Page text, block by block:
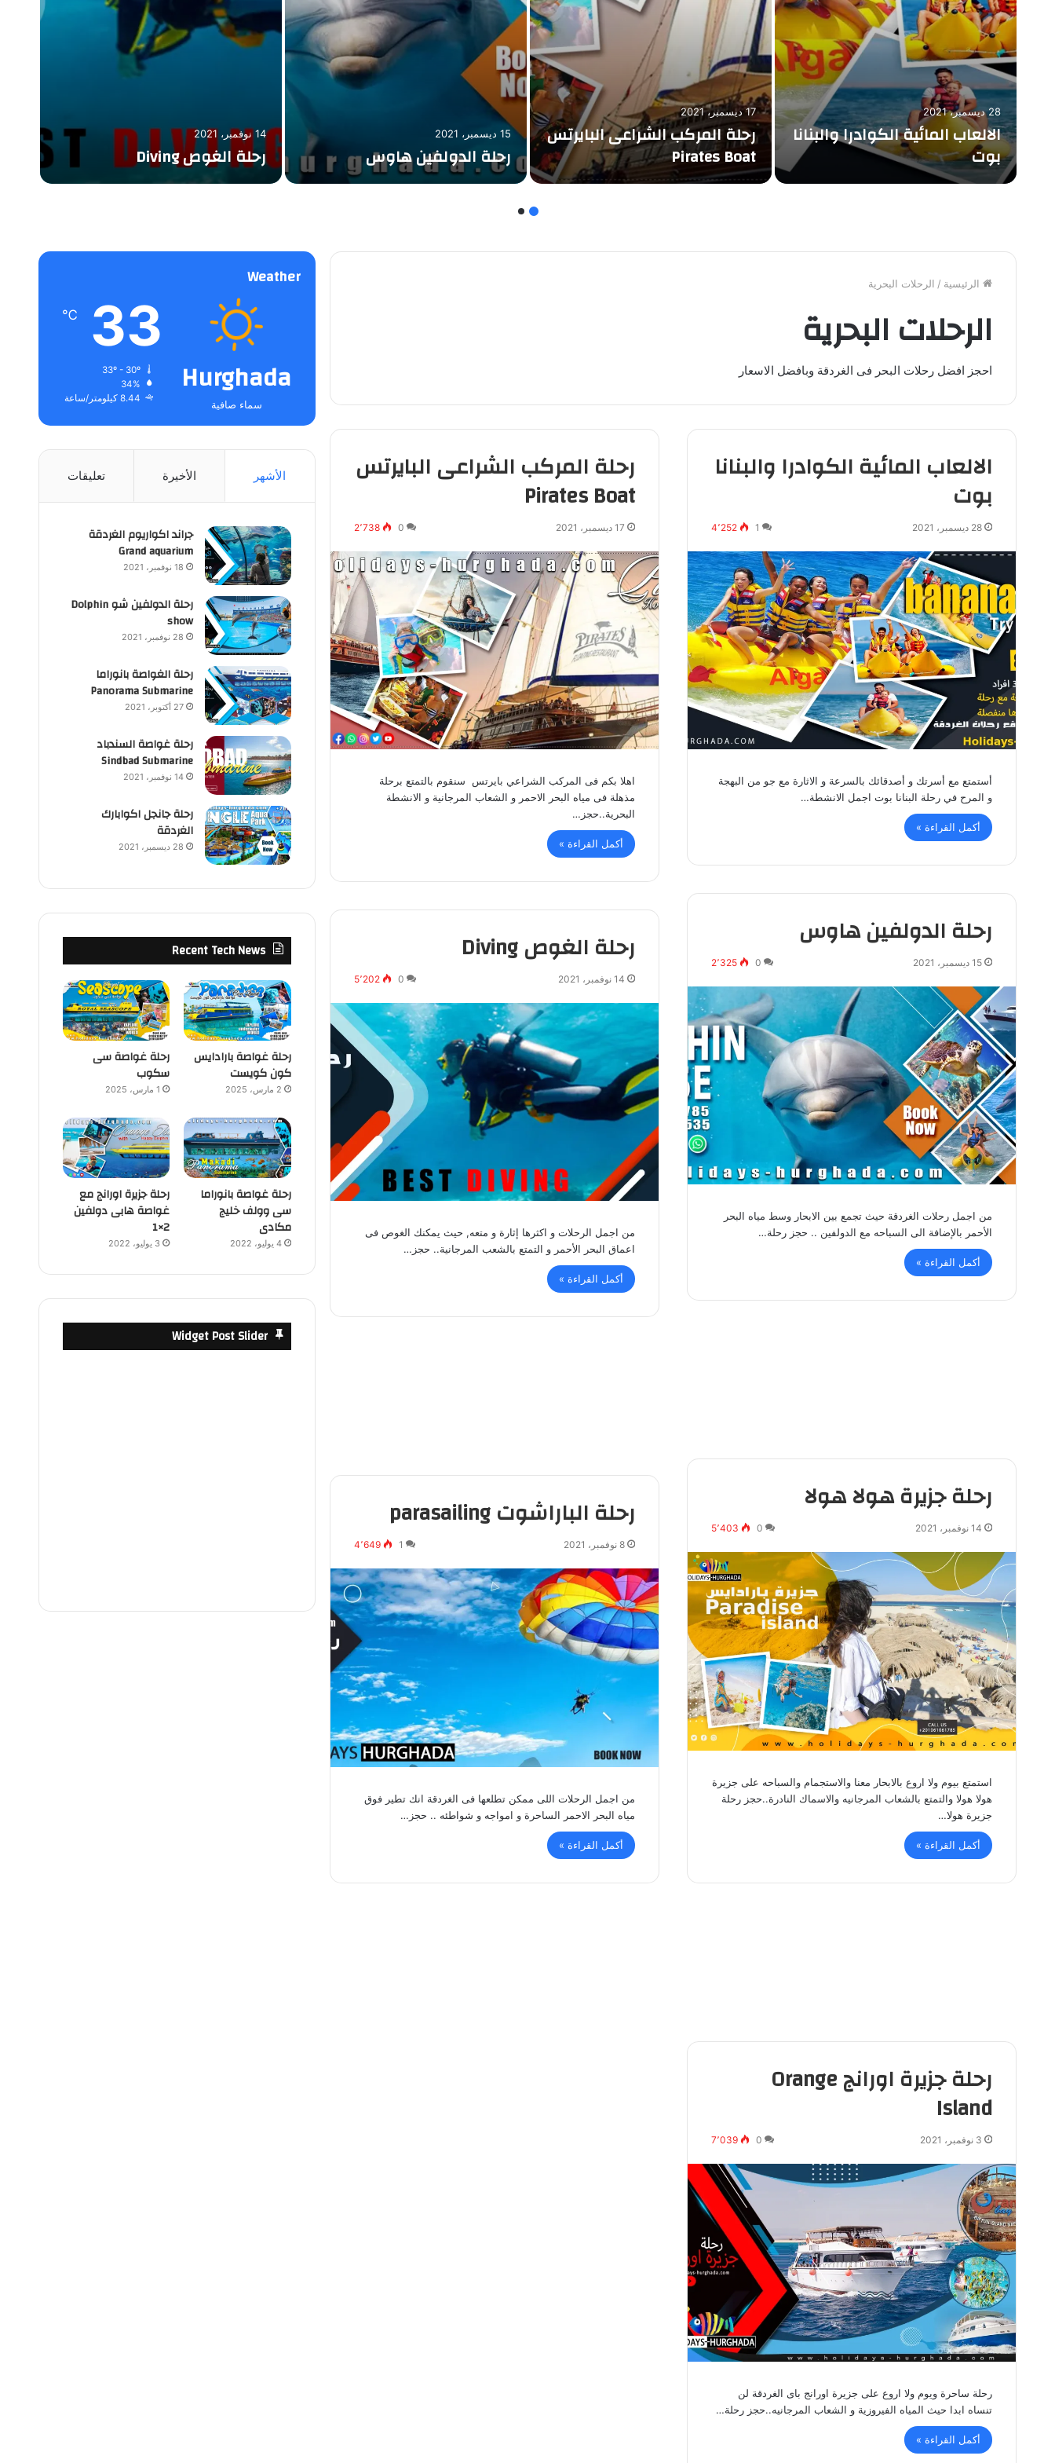
28 ديسمبر، 2021
الالعاب المائية الكوادرا والبنانا
بوت
17 ديسمبر، 2021
رحلة المركب الشراعى البايرتس
Pirates Boat
15 ديسمبر، 2021
رحلة الدولفين هاوس
14 نوفمبر، 2021
رحلة الغوص Diving
الرئيسية / الرحلات البحرية
الرحلات البحرية
احجز افضل رحلات البحر فى الغردقة وبافضل الاسعار
الالعاب المائية الكوادرا والبنانا
بوت
28 ديسمبر، 2021 1 4٬252
أستمتع مع أسرتك و أصدقائك بالسرعة و الاثارة مع جو من البهجة
و المرح في رحلة البنانا بوت اجمل الانشطة…
أكمل القراءة »
رحلة المركب الشراعى البايرتس
Pirates Boat
17 ديسمبر، 2021 0 2٬738
اهلا بكم فى المركب الشراعي بايرتس سنقوم بالتمتع برحلة
مذهلة فى مياه البحر الاحمر و الشعاب المرجانية و الانشطة
البحرية..حجز…
أكمل القراءة »
رحلة الدولفين هاوس
15 ديسمبر، 2021 0 2٬325
من اجمل رحلات الغردقة حيث تجمع بين الابحار وسط مياه البحر
الأحمر بالإضافة الى السباحه مع الدولفين .. حجز رحلة…
أكمل القراءة »
رحلة الغوص Diving
14 نوفمبر، 2021 0 5٬202
من اجمل الرحلات و اكثرها إثارة و متعه, حيث يمكنك الغوص فى
اعماق البحر الأحمر و التمتع بالشعب المرجانية.. حجز…
أكمل القراءة »
رحلة جزيرة هولا هولا
14 نوفمبر، 2021 0 5٬403
استمتع بيوم ولا اروع بالابحار معنا والاستجمام والسباحه على جزيرة
هولا هولا والتمتع بالشعاب المرجانيه والاسماك النادرة..حجز رحلة
جزيرة هولا…
أكمل القراءة »
رحلة الباراشوت parasailing
8 نوفمبر، 2021 1 4٬649
من اجمل الرحلات اللى ممكن تطلعها فى الغردقة انك تطير فوق
مياه البحر الاحمر الساحرة و امواجه و شواطئه .. حجز…
أكمل القراءة »
رحلة جزيرة اورانج Orange
Island
3 نوفمبر، 2021 0 7٬039
رحلة ساحرة ويوم ولا اروع على جزيرة اورانج باى الغردقة لن
تنساه ابدا حيث المياه الفيروزية و الشعاب المرجانيه..حجز رحلة…
أكمل القراءة »
Weather
Hurghada
سماء صافية
33
℃
34%
8.44 كيلومتر/ساعة
الأشهر الأخيرة تعليقات
جراند اكواريوم الغردقة
Grand aquarium
18 نوفمبر، 2021
رحلة الدولفين شو Dolphin
show
28 نوفمبر، 2021
رحلة الغواصة بانوراما
Panorama Submarine
27 أكتوبر، 2021
رحلة غواصة السندباد
Sindbad Submarine
14 نوفمبر، 2021
رحلة جانجل اكوابارك
الغردقة
28 ديسمبر، 2021
Recent Tech News
رحلة غواصة بارادايس
كون كويست
2 مارس، 2025
رحلة غواصة سى
سكوب
1 مارس، 2025
رحلة غواصة بانوراما
سى وولف خليج
مكادى
4 يوليو، 2022
رحلة جزيرة اورانج مع
غواصة هابى دولفين
2×1
3 يوليو، 2022
Widget Post Slider